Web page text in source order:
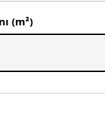
(m²)